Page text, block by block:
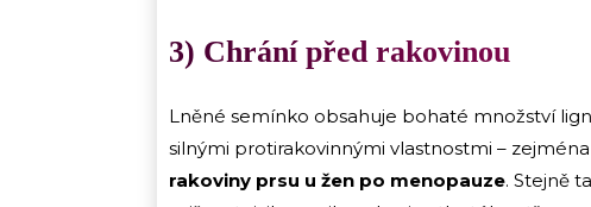
3) Chrání před rakovinou
Lněné semínko obsahuje bohaté množství
silnými protirakovinnými vlastnostmi – zejména
rakoviny prsu u žen po menopauze. Stejně